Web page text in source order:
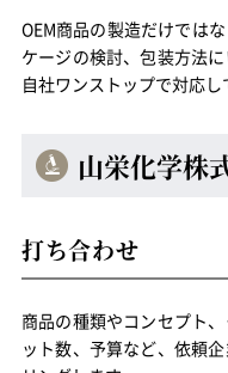
OEM商品の製造だけでは
ケージの検討、包装方法
自社ワンストップで対応し
山栄化学株
打ち合わせ
商品の種類やコンセプト
ット数、予算など、依頼